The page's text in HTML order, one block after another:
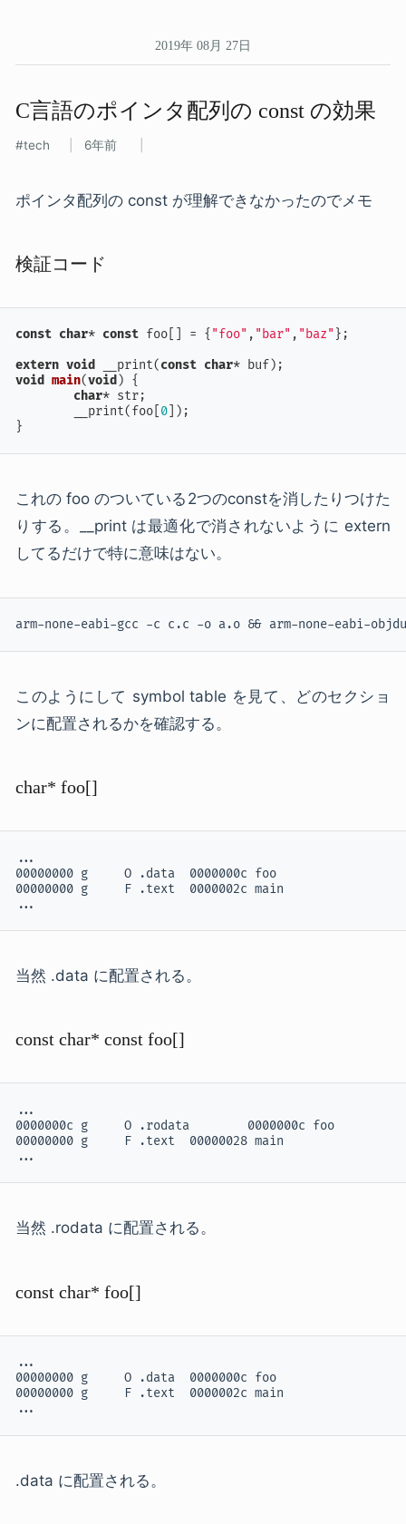
2019年 08月 27日
C言語の​ポインタ配列の​ const の​効果
tech 6年前
ポインタ配列の const が理解できなかったのでメモ
検証コード
const char* const foo[] = { "foo" , "bar" , "baz" };
extern void __print(const char
void main(void) {
char* str;
	__print(foo[
0 ]);
}
これの foo のついている2つのconstを消したりつけた
りする。__print は最適化で消されないように extern
してるだけで特に意味はない。
arm-none-eabi-gcc -c c.c -o a.o && arm-none-eabi-
このようにして symbol table を見て、どのセクショ
ンに配置されるかを確認する。
char* foo[]
...
00000000 g     O .data  0000000c foo
00000000 g     F .text  0000002c main
...
当然 .data に配置される。
const char* const foo[]
...
0000000c g     O .rodata        0000000c foo
00000000 g     F .text  00000028 main
...
当然 .rodata に配置される。
const char* foo[]
...
00000000 g     O .data  0000000c foo
00000000 g     F .text  0000002c main
...
.data に配置される。